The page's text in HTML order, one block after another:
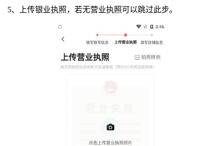
5、上传银业执照，若无营业执照可以跳过此步。